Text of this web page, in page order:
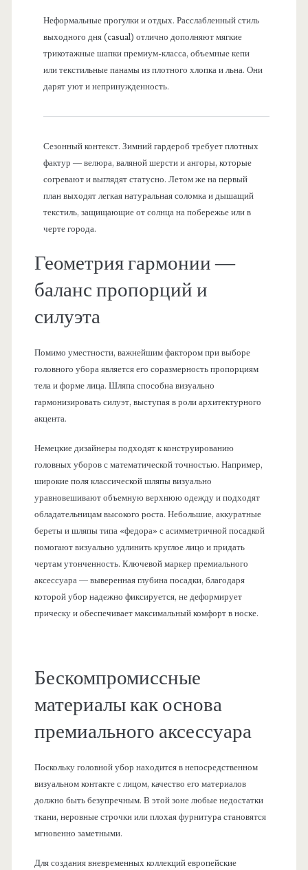
Неформальные прогулки и отдых. Расслабленный стиль
выходного дня (casual) отлично дополняют мягкие
трикотажные шапки премиум-класса, объемные кепи
или текстильные панамы из плотного хлопка и льна. Они
дарят уют и непринужденность.
Сезонный контекст. Зимний гардероб требует плотных
фактур — велюра, валяной шерсти и ангоры, которые
согревают и выглядят статусно. Летом же на первый
план выходят легкая натуральная соломка и дышащий
текстиль, защищающие от солнца на побережье или в
черте города.
Геометрия гармонии —
баланс пропорций и
силуэта
Помимо уместности, важнейшим фактором при выборе
головного убора является его соразмерность пропорциям
тела и форме лица. Шляпа способна визуально
гармонизировать силуэт, выступая в роли архитектурного
акцента.
Немецкие дизайнеры подходят к конструированию
головных уборов с математической точностью. Например,
широкие поля классической шляпы визуально
уравновешивают объемную верхнюю одежду и подходят
обладательницам высокого роста. Небольшие, аккуратные
береты и шляпы типа «федора» с асимметричной посадкой
помогают визуально удлинить круглое лицо и придать
чертам утонченность. Ключевой маркер премиального
аксессуара — выверенная глубина посадки, благодаря
которой убор надежно фиксируется, не деформирует
прическу и обеспечивает максимальный комфорт в носке.
Бескомпромиссные
материалы как основа
премиального аксессуара
Поскольку головной убор находится в непосредственном
визуальном контакте с лицом, качество его материалов
должно быть безупречным. В этой зоне любые недостатки
ткани, неровные строчки или плохая фурнитура становятся
мгновенно заметными.
Для создания вневременных коллекций европейские